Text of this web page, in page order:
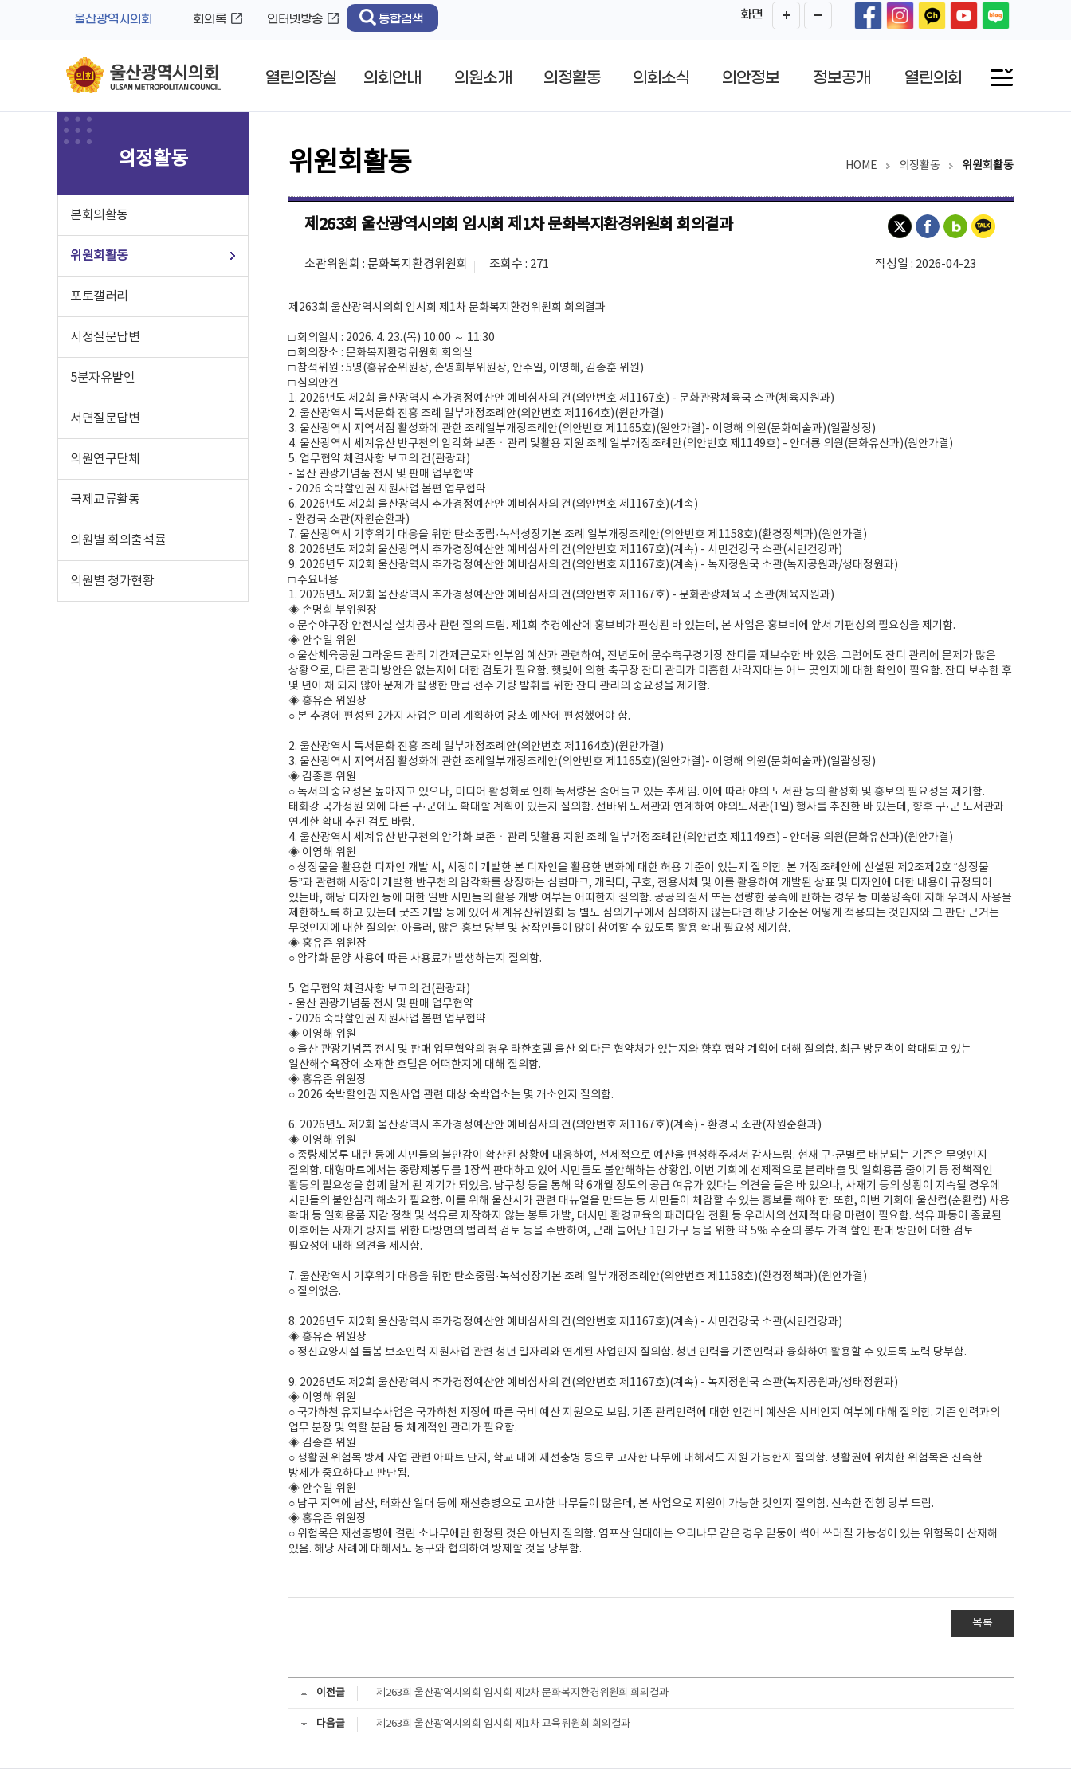
울산광역시의회 회의록 인터넷방송 통합검색 화면
열린의장실 의회안내 의원소개 의정활동 의회소식 의안정보 정보공개 열린의회
의정활동
본회의활동
위원회활동
포토갤러리
시정질문답변
5분자유발언
서면질문답변
의원연구단체
국제교류활동
의원별 회의출석률
의원별 청가현황
HOME 의정활동 위원회활동
위원회활동
제263회 울산광역시의회 임시회 제1차 문화복지환경위원회 회의결과
소관위원회 : 문화복지환경위원회 조회수 : 271 작성일 : 2026-04-23
제263회 울산광역시의회 임시회 제1차 문화복지환경위원회 회의결과
□ 회의일시 : 2026. 4. 23.(목) 10:00 ～ 11:30
□ 회의장소 : 문화복지환경위원회 회의실
□ 참석위원 : 5명(홍유준위원장, 손명희부위원장, 안수일, 이영해, 김종훈 위원)
□ 심의안건
1. 2026년도 제2회 울산광역시 추가경정예산안 예비심사의 건(의안번호 제1167호) - 문화관광체육국 소관(체육지원과)
2. 울산광역시 독서문화 진흥 조례 일부개정조례안(의안번호 제1164호)(원안가결)
3. 울산광역시 지역서점 활성화에 관한 조례일부개정조례안(의안번호 제1165호)(원안가결)- 이영해 의원(문화예술과)(일괄상정)
4. 울산광역시 세계유산 반구천의 암각화 보존ㆍ관리 및활용 지원 조례 일부개정조례안(의안번호 제1149호) - 안대룡 의원(문화유산과)(원안가결)
5. 업무협약 체결사항 보고의 건(관광과)
- 울산 관광기념품 전시 및 판매 업무협약
- 2026 숙박할인권 지원사업 봄편 업무협약
6. 2026년도 제2회 울산광역시 추가경정예산안 예비심사의 건(의안번호 제1167호)(계속)
- 환경국 소관(자원순환과)
7. 울산광역시 기후위기 대응을 위한 탄소중립·녹색성장기본 조례 일부개정조례안(의안번호 제1158호)(환경정책과)(원안가결)
8. 2026년도 제2회 울산광역시 추가경정예산안 예비심사의 건(의안번호 제1167호)(계속) - 시민건강국 소관(시민건강과)
9. 2026년도 제2회 울산광역시 추가경정예산안 예비심사의 건(의안번호 제1167호)(계속) - 녹지정원국 소관(녹지공원과/생태정원과)
□ 주요내용
1. 2026년도 제2회 울산광역시 추가경정예산안 예비심사의 건(의안번호 제1167호) - 문화관광체육국 소관(체육지원과)
◈ 손명희 부위원장
○ 문수야구장 안전시설 설치공사 관련 질의 드림. 제1회 추경예산에 홍보비가 편성된 바 있는데, 본 사업은 홍보비에 앞서 기편성의 필요성을 제기함.
◈ 안수일 위원
○ 울산체육공원 그라운드 관리 기간제근로자 인부임 예산과 관련하여, 전년도에 문수축구경기장 잔디를 재보수한 바 있음. 그럼에도 잔디 관리에 문제가 많은
상황으로, 다른 관리 방안은 없는지에 대한 검토가 필요함. 햇빛에 의한 축구장 잔디 관리가 미흡한 사각지대는 어느 곳인지에 대한 확인이 필요함. 잔디 보수한 후
몇 년이 채 되지 않아 문제가 발생한 만큼 선수 기량 발휘를 위한 잔디 관리의 중요성을 제기함.
◈ 홍유준 위원장
○ 본 추경에 편성된 2가지 사업은 미리 계획하여 당초 예산에 편성했어야 함.
2. 울산광역시 독서문화 진흥 조례 일부개정조례안(의안번호 제1164호)(원안가결)
3. 울산광역시 지역서점 활성화에 관한 조례일부개정조례안(의안번호 제1165호)(원안가결)- 이영해 의원(문화예술과)(일괄상정)
◈ 김종훈 위원
○ 독서의 중요성은 높아지고 있으나, 미디어 활성화로 인해 독서량은 줄어들고 있는 추세임. 이에 따라 야외 도서관 등의 활성화 및 홍보의 필요성을 제기함.
태화강 국가정원 외에 다른 구·군에도 확대할 계획이 있는지 질의함. 선바위 도서관과 연계하여 야외도서관(1일) 행사를 추진한 바 있는데, 향후 구·군 도서관과
연계한 확대 추진 검토 바람.
4. 울산광역시 세계유산 반구천의 암각화 보존ㆍ관리 및활용 지원 조례 일부개정조례안(의안번호 제1149호) - 안대룡 의원(문화유산과)(원안가결)
◈ 이영해 위원
○ 상징물을 활용한 디자인 개발 시, 시장이 개발한 본 디자인을 활용한 변화에 대한 허용 기준이 있는지 질의함. 본 개정조례안에 신설된 제2조제2호 “상징물
등”과 관련해 시장이 개발한 반구천의 암각화를 상징하는 심벌마크, 캐릭터, 구호, 전용서체 및 이를 활용하여 개발된 상표 및 디자인에 대한 내용이 규정되어
있는바, 해당 디자인 등에 대한 일반 시민들의 활용 개방 여부는 어떠한지 질의함. 공공의 질서 또는 선량한 풍속에 반하는 경우 등 미풍양속에 저해 우려시 사용을
제한하도록 하고 있는데 굿즈 개발 등에 있어 세계유산위원회 등 별도 심의기구에서 심의하지 않는다면 해당 기준은 어떻게 적용되는 것인지와 그 판단 근거는
무엇인지에 대한 질의함. 아울러, 많은 홍보 당부 및 창작인들이 많이 참여할 수 있도록 활용 확대 필요성 제기함.
◈ 홍유준 위원장
○ 암각화 문양 사용에 따른 사용료가 발생하는지 질의함.
5. 업무협약 체결사항 보고의 건(관광과)
- 울산 관광기념품 전시 및 판매 업무협약
- 2026 숙박할인권 지원사업 봄편 업무협약
◈ 이영해 위원
○ 울산 관광기념품 전시 및 판매 업무협약의 경우 라한호텔 울산 외 다른 협약처가 있는지와 향후 협약 계획에 대해 질의함. 최근 방문객이 확대되고 있는
일산해수욕장에 소재한 호텔은 어떠한지에 대해 질의함.
◈ 홍유준 위원장
○ 2026 숙박할인권 지원사업 관련 대상 숙박업소는 몇 개소인지 질의함.
6. 2026년도 제2회 울산광역시 추가경정예산안 예비심사의 건(의안번호 제1167호)(계속) - 환경국 소관(자원순환과)
◈ 이영해 위원
○ 종량제봉투 대란 등에 시민들의 불안감이 확산된 상황에 대응하여, 선제적으로 예산을 편성해주셔서 감사드림. 현재 구·군별로 배분되는 기준은 무엇인지
질의함. 대형마트에서는 종량제봉투를 1장씩 판매하고 있어 시민들도 불안해하는 상황임. 이번 기회에 선제적으로 분리배출 및 일회용품 줄이기 등 정책적인
활동의 필요성을 함께 알게 된 계기가 되었음. 남구청 등을 통해 약 6개월 정도의 공급 여유가 있다는 의견을 들은 바 있으나, 사재기 등의 상황이 지속될 경우에
시민들의 불안심리 해소가 필요함. 이를 위해 울산시가 관련 매뉴얼을 만드는 등 시민들이 체감할 수 있는 홍보를 해야 함. 또한, 이번 기회에 울산컵(순환컵) 사용
확대 등 일회용품 저감 정책 및 석유로 제작하지 않는 봉투 개발, 대시민 환경교육의 패러다임 전환 등 우리시의 선제적 대응 마련이 필요함. 석유 파동이 종료된
이후에는 사재기 방지를 위한 다방면의 법리적 검토 등을 수반하여, 근래 늘어난 1인 가구 등을 위한 약 5% 수준의 봉투 가격 할인 판매 방안에 대한 검토
필요성에 대해 의견을 제시함.
7. 울산광역시 기후위기 대응을 위한 탄소중립·녹색성장기본 조례 일부개정조례안(의안번호 제1158호)(환경정책과)(원안가결)
○ 질의없음.
8. 2026년도 제2회 울산광역시 추가경정예산안 예비심사의 건(의안번호 제1167호)(계속) - 시민건강국 소관(시민건강과)
◈ 홍유준 위원장
○ 정신요양시설 돌봄 보조인력 지원사업 관련 청년 일자리와 연계된 사업인지 질의함. 청년 인력을 기존인력과 융화하여 활용할 수 있도록 노력 당부함.
9. 2026년도 제2회 울산광역시 추가경정예산안 예비심사의 건(의안번호 제1167호)(계속) - 녹지정원국 소관(녹지공원과/생태정원과)
◈ 이영해 위원
○ 국가하천 유지보수사업은 국가하천 지정에 따른 국비 예산 지원으로 보임. 기존 관리인력에 대한 인건비 예산은 시비인지 여부에 대해 질의함. 기존 인력과의
업무 분장 및 역할 분담 등 체계적인 관리가 필요함.
◈ 김종훈 위원
○ 생활권 위험목 방제 사업 관련 아파트 단지, 학교 내에 재선충병 등으로 고사한 나무에 대해서도 지원 가능한지 질의함. 생활권에 위치한 위험목은 신속한
방제가 중요하다고 판단됨.
◈ 안수일 위원
○ 남구 지역에 남산, 태화산 일대 등에 재선충병으로 고사한 나무들이 많은데, 본 사업으로 지원이 가능한 것인지 질의함. 신속한 집행 당부 드림.
◈ 홍유준 위원장
○ 위험목은 재선충병에 걸린 소나무에만 한정된 것은 아닌지 질의함. 염포산 일대에는 오리나무 같은 경우 밑둥이 썩어 쓰러질 가능성이 있는 위험목이 산재해
있음. 해당 사례에 대해서도 동구와 협의하여 방제할 것을 당부함.
목록
이전글 제263회 울산광역시의회 임시회 제2차 문화복지환경위원회 회의결과
다음글 제263회 울산광역시의회 임시회 제1차 교육위원회 회의결과